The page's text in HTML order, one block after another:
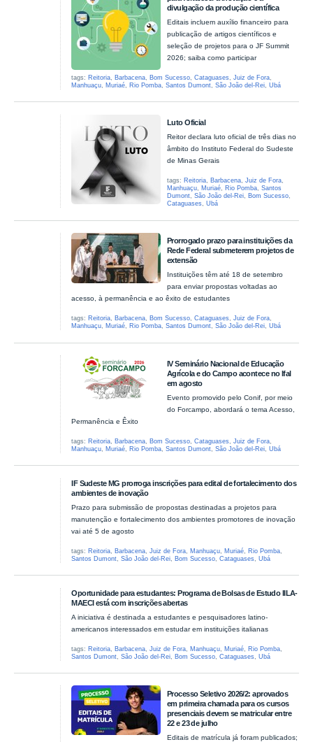
divulgação da produção científica
Editais incluem auxílio financeiro para
publicação de artigos científicos e
seleção de projetos para o JF Summit
2026; saiba como participar
tags: Reitoria Barbacena Bom Sucesso ,Cataguases ,Juiz de Fora
Manhuaçu
Muriaé Rio Pomba ,Santos Dumont ,São João del-Rei ,Ubá
Luto Oficial
Reitor declara luto oficial de três dias no
âmbito do Instituto Federal do Sudeste
de Minas Gerais
tags: Reitoria, Barbacena, Juiz de Fora,
Manhuaçu, Muriaé, Rio Pomba, Santos
Dumont, São João del-Rei, Bom Sucesso,
Cataguases, Ubá
Prorrogado prazo para instituições da
Rede Federal submeterem projetos de
extensão
Instituições têm até 18 de setembro
para enviar propostas voltadas ao
acesso, à permanência e ao êxito de estudantes
tags: Reitoria, Barbacena, Bom Sucesso,Cataguases,Juiz de Fora,
Manhuaçu, Muriaé, Rio Pomba,Santos Dumont,São João del-Rei,Ubá
IV Seminário Nacional de Educação
Agrícola e do Campo acontece no Ifal
em agosto
Evento promovido pelo Conif, por meio
do Forcampo, abordará o tema Acesso,
Permanência e Êxito
tags: Reitoria Barbacena Bom Sucesso ,Cataguases ,Juiz de Fora
Manhuaçu
Muriaé Rio Pomba ,Santos Dumont ,São João del-Rei ,Ubá
IF Sudeste MG prorroga inscrições para edital de fortalecimento dos
ambientes de inovação
Prazo para submissão de propostas destinadas a projetos para
manutenção e fortalecimento dos ambientes promotores de inovação
vai até 5 de agosto
tags: Reitoria Barbacena ,Juiz de Fora Manhuaçu Muriaé Rio Pomba
Santos Dumont ,São João del-Rei Bom Sucesso ,Cataguases ,Ubá
Oportunidade para estudantes: Programa de Bolsas de Estudo IILA-
MAECI está com inscrições abertas
A iniciativa é destinada a estudantes e pesquisadores latino-
americanos interessados em estudar em instituições italianas
tags: Reitoria Barbacena ,Juiz de Fora Manhuaçu Muriaé Rio Pomba
Santos Dumont ,São João del-Rei Bom Sucesso ,Cataguases ,Ubá
Processo Seletivo 2026/2: aprovados
em primeira chamada para os cursos
presenciais devem se matricular entre
22 e 23 de julho
Editais de matrícula já foram publicados;